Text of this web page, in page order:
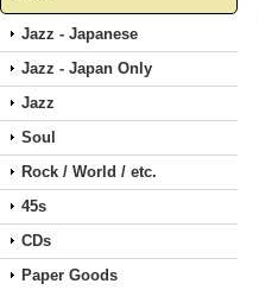
Jazz - Japanese
Jazz - Japan Only
Jazz
Soul
Rock / World / etc.
45s
CDs
Paper Goods